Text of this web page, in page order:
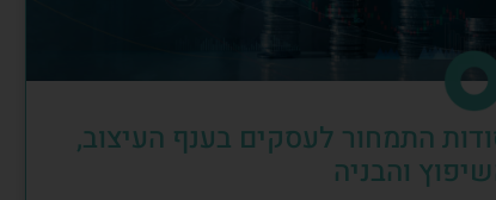
התמחור לעסקים בענף העיצוב,
והבניה